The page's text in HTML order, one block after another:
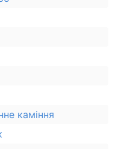
каміння